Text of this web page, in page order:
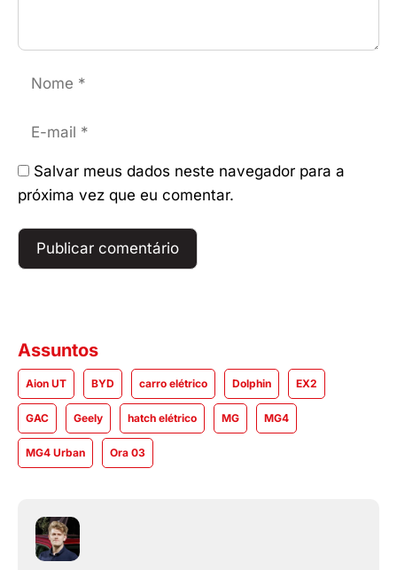
Nome
E-
mail
Salvar meus dados neste navegador para a
próxima vez que eu comentar.
Assuntos
Aion UT BYD carro elétrico Dolphin EX2
GAC Geely hatch elétrico MG MG4
MG4 Urban Ora 03